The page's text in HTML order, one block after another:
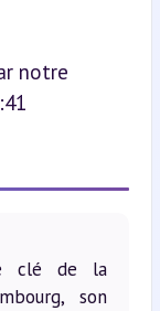
notre
clé de la
son